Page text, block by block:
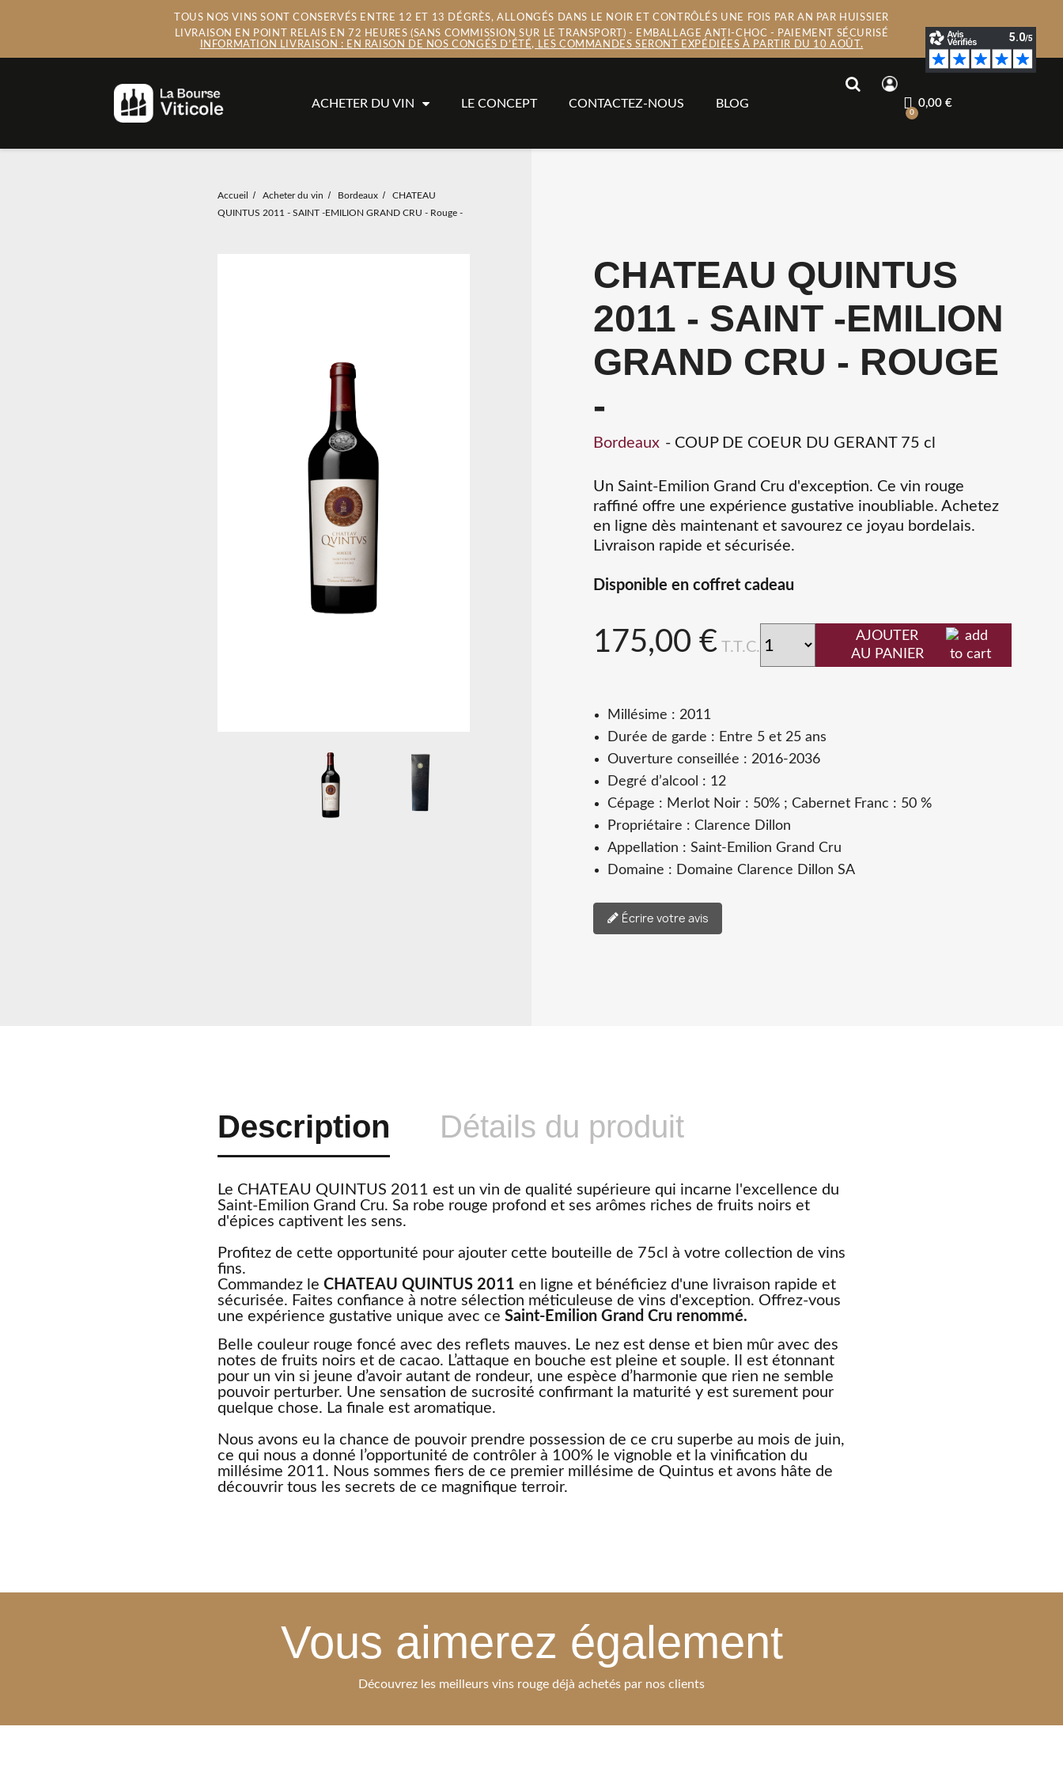
TOUS NOS VINS SONT CONSERVÉS ENTRE 12 ET 13 DÉGRÈS, ALLONGÉS DANS LE NOIR ET CONTRÔLÉS UNE FOIS PAR AN PAR HUISSIER
LIVRAISON EN POINT RELAIS EN 72 HEURES (SANS COMMISSION SUR LE TRANSPORT) - EMBALLAGE ANTI-CHOC - PAIEMENT SÉCURISÉ
INFORMATION LIVRAISON : EN RAISON DE NOS CONGÉS D’ÉTÉ, LES COMMANDES SERONT EXPÉDIÉES À PARTIR DU 10 AOÛT.
ACHETER DU VIN LE CONCEPT CONTACTEZ-NOUS BLOG 0,00 €
Accueil Acheter du vin Bordeaux
CHATEAU
QUINTUS 2011 - SAINT -EMILION GRAND CRU - Rouge -
CHATEAU QUINTUS
2011 - SAINT -EMILION
GRAND CRU - ROUGE
-
Bordeaux COUP DE COEUR DU GERANT 75 cl
Un Saint-Emilion Grand Cru d'exception. Ce vin rouge
raffiné offre une expérience gustative inoubliable. Achetez
en ligne dès maintenant et savourez ce joyau bordelais.
Livraison rapide et sécurisée.
Disponible en coffret cadeau
175,00 € T.T.C.
AJOUTER
AU PANIER
Millésime : 2011
Durée de garde : Entre 5 et 25 ans
Ouverture conseillée : 2016-2036
Degré d’alcool : 12
Cépage : Merlot Noir : 50% ; Cabernet Franc : 50 %
Propriétaire : Clarence Dillon
Appellation : Saint-Emilion Grand Cru
Domaine : Domaine Clarence Dillon SA
Écrire votre avis
Description Détails du produit
Le CHATEAU QUINTUS 2011 est un vin de qualité supérieure qui incarne l'excellence du
Saint-Emilion Grand Cru. Sa robe rouge profond et ses arômes riches de fruits noirs et
d'épices captivent les sens.
Profitez de cette opportunité pour ajouter cette bouteille de 75cl à votre collection de vins
fins.
Commandez le CHATEAU QUINTUS 2011 en ligne et bénéficiez d'une livraison rapide et
sécurisée. Faites confiance à notre sélection méticuleuse de vins d'exception. Offrez-vous
une expérience gustative unique avec ce Saint-Emilion Grand Cru renommé.
Belle couleur rouge foncé avec des reflets mauves. Le nez est dense et bien mûr avec des
notes de fruits noirs et de cacao. L’attaque en bouche est pleine et souple. Il est étonnant
pour un vin si jeune d’avoir autant de rondeur, une espèce d’harmonie que rien ne semble
pouvoir perturber. Une sensation de sucrosité confirmant la maturité y est surement pour
quelque chose. La finale est aromatique.
Nous avons eu la chance de pouvoir prendre possession de ce cru superbe au mois de juin,
ce qui nous a donné l’opportunité de contrôler à 100% le vignoble et la vinification du
millésime 2011. Nous sommes fiers de ce premier millésime de Quintus et avons hâte de
découvrir tous les secrets de ce magnifique terroir.
Vous aimerez également
Découvrez les meilleurs vins rouge déjà achetés par nos clients